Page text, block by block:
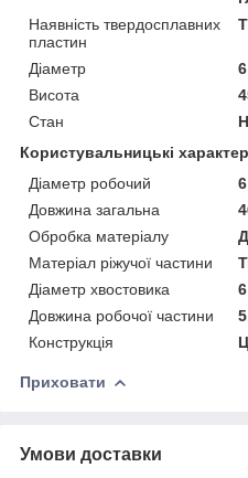
Наявність твердосплавних
пластин
Діаметр
Висота
Стан
Користувальницькі
Діаметр робочий
6
Довжина загальна
Обробка матеріалу
Матеріал ріжучої частини
Діаметр хвостовика
6
Довжина робочої частини
Конструкція
Приховати
Умови доставки